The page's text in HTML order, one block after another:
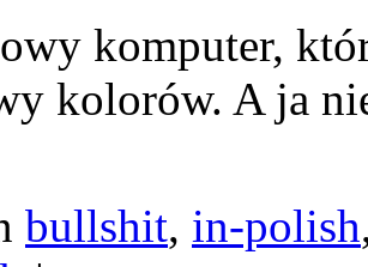
komputer,
kolorów. A ja
bullshit, in-polish